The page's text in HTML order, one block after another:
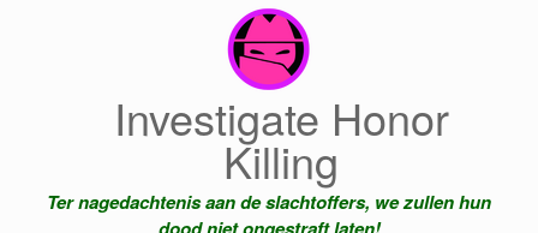
Investigate Honor
Killing
Ter nagedachtenis aan de slachtoffers, we zullen hun